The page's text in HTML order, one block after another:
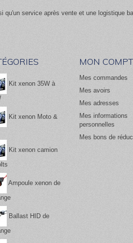
service après vente et une logistique
Kit xenon 35W à
Kit xenon Moto &
Kit xenon camion
Ampoule xenon de
Ballast HID de
MON
Mes commandes
Mes avoirs
Mes adresses
Mes informations
personnelles
Mes bons de